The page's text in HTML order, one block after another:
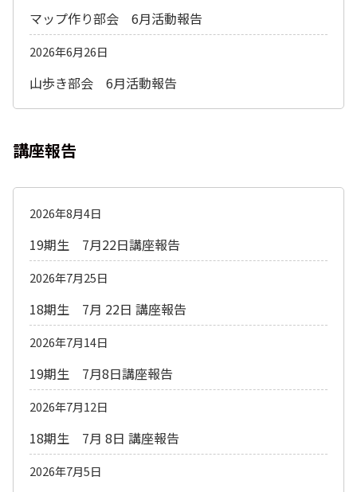
マップ作り部会 6月活動報告
2026年6月26日
山歩き部会 6月活動報告
講座報告
2026年8月4日
19期生 7月22日講座報告
2026年7月25日
18期生 7月 22日 講座報告
2026年7月14日
19期生 7月8日講座報告
2026年7月12日
18期生 7月 8日 講座報告
2026年7月5日